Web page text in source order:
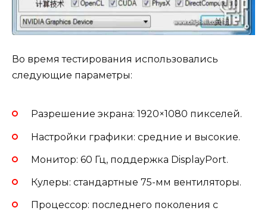
Во время тестирования использовались
следующие параметры:
Разрешение экрана: 1920×1080 пикселей.
Настройки графики: средние и высокие.
Монитор: 60 Гц, поддержка DisplayPort.
Кулеры: стандартные 75-мм вентиляторы.
Процессор: последнего поколения с